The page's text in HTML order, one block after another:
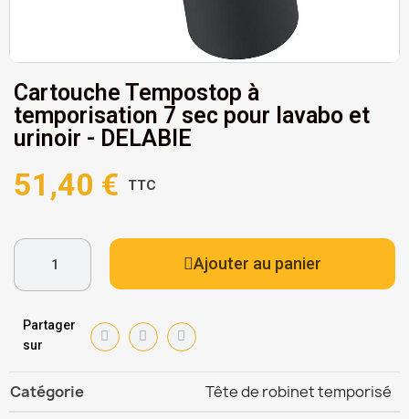
Cartouche Tempostop à
temporisation 7 sec pour lavabo et
urinoir - DELABIE
51,40 € TTC
Ajouter au panier
Partager
sur
Catégorie
Tête de robinet temporisé